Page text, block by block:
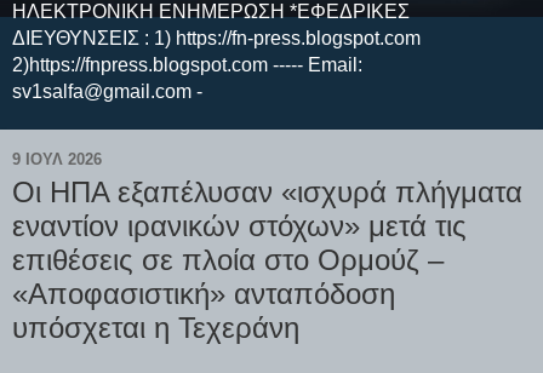
ΗΛΕΚΤΡΟΝΙΚΗ ΕΝΗΜΕΡΩΣΗ *ΕΦΕΔΡΙΚΕΣ
ΔΙΕΥΘΥΝΣΕΙΣ : 1) https://fn-press.blogspot.com
2)https://fnpress.blogspot.com ----- Email:
sv1salfa@gmail.com -
9 ΙΟΥΛ 2026
Οι ΗΠΑ εξαπέλυσαν «ισχυρά πλήγματα
εναντίον ιρανικών στόχων» μετά τις
επιθέσεις σε πλοία στο Ορμούζ –
«Αποφασιστική» ανταπόδοση
υπόσχεται η Τεχεράνη